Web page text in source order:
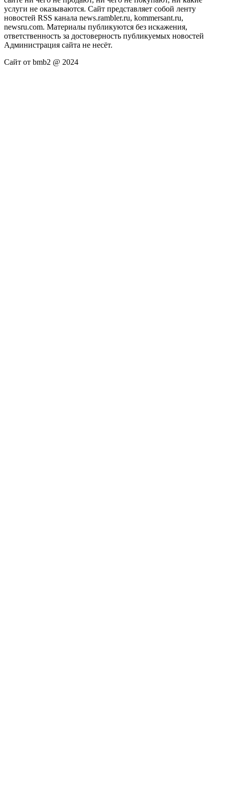
услуги не оказываются. Сайт представляет собой ленту
новостей RSS канала news.rambler.ru, kommersant.ru,
newsru.com. Материалы публикуются без искажения,
ответственность за достоверность публикуемых новостей
Администрация сайта не несёт.
Сайт от bmb2 @ 2024